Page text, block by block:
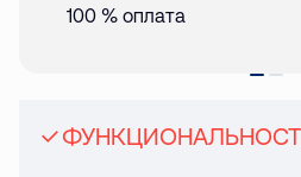
100 % оплата